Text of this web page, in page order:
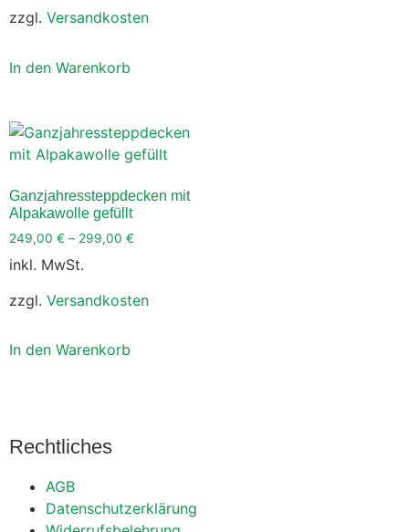
zzgl. Versandkosten
In den Warenkorb
Ganzjahressteppdecken mit
Alpakawolle gefüllt
249,00 € – 299,00 €
inkl. MwSt.
zzgl. Versandkosten
In den Warenkorb
Rechtliches
AGB
Datenschutzerklärung